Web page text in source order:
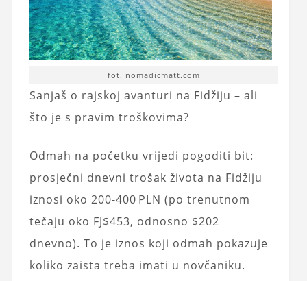
fot. nomadicmatt.com
Sanjaš o rajskoj avanturi na Fidžiju – ali
što je s pravim troškovima?
Odmah na početku vrijedi pogoditi bit:
prosječni dnevni trošak života na Fidžiju
iznosi oko 200-400 PLN (po trenutnom
tečaju oko FJ$453, odnosno $202
dnevno). To je iznos koji odmah pokazuje
koliko zaista treba imati u novčaniku.